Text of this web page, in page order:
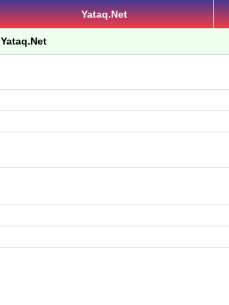
Yataq.Net
Yataq.Net